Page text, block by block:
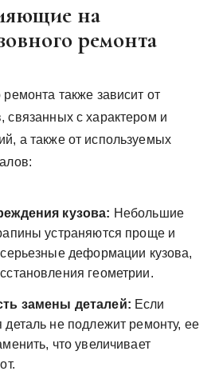
на
ремонта
также зависит от
связанных с характером и
а также от используемых
кузова: Небольшие
устраняются проще и
деформации кузова,
геометрии.
замены деталей: Если
не подлежит ремонту, ее
что увеличивает